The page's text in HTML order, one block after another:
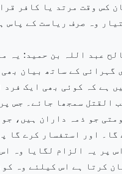
کس وقت مرتد یا کافر
وہ صرف ریاست کے پاس
عبد اللہ بن حمید: یہ
گہرائی کے ساتھ بیان
ہے کہ کوئی بھی ایک
القتل سمجھا جائے۔ جس
جو ذمہ داران ہیں،
اور استفسار کرے گا
پر یہ الزام لگایا وہ
کرتا ہے اس کیلئے وہ